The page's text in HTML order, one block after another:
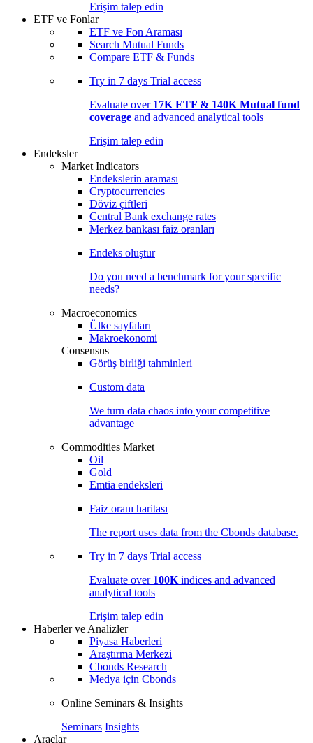
Erişim talep edin
ETF ve Fonlar
ETF ve Fon Araması
Search Mutual Funds
Compare ETF & Funds
Try in 7 days Trial access
Evaluate over 17K ETF & 140K Mutual fund
coverage and advanced analytical tools
Erişim talep edin
Endeksler
Market Indicators
Endekslerin araması
Cryptocurrencies
Döviz çiftleri
Central Bank exchange rates
Merkez bankası faiz oranları
Endeks oluştur
Do you need a benchmark for your specific
needs?
Macroeconomics
Ülke sayfaları
Makroekonomi
Consensus
Görüş birliği tahminleri
Custom data
We turn data chaos into your competitive
advantage
Commodities Market
Oil
Gold
Emtia endeksleri
Faiz oranı haritası
The report uses data from the Cbonds database.
Try in 7 days Trial access
Evaluate over 100K indices and advanced
analytical tools
Erişim talep edin
Haberler ve Analizler
Piyasa Haberleri
Araştırma Merkezi
Cbonds Research
Medya için Cbonds
Online Seminars & Insights
Seminars Insights
Araçlar